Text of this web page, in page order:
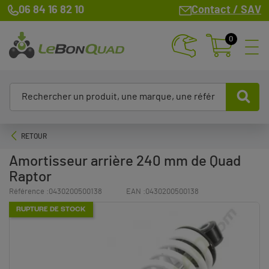
06 84 16 82 10 Contact / SAV
0
RETOUR
Amortisseur arrière 240 mm de Quad
Raptor
Référence :0430200500138 EAN :0430200500138
RUPTURE DE STOCK